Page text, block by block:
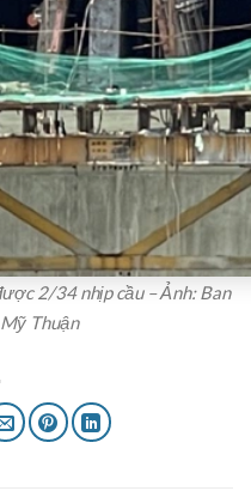
2/34 nhịp cầu – Ảnh: Ban
Thuận